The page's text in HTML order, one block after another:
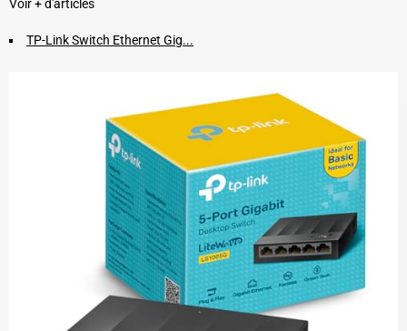
Voir + d'articles
TP-Link Switch Ethernet Gig...